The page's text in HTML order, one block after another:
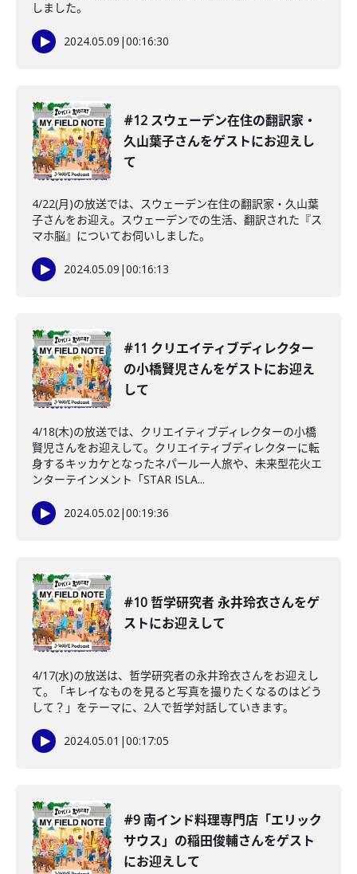
しました。
2024.05.09 |00:16:30
#12 スウェーデン在住の翻訳家・
久山葉子さんをゲストにお迎えし
て
4/22(月)の放送では、スウェーデン在住の翻訳家・久山葉
子さんをお迎え。スウェーデンでの生活、翻訳された『ス
マホ脳』についてお伺いしました。
2024.05.09 |00:16:13
#11 クリエイティブディレクター
の小橋賢児さんをゲストにお迎え
して
4/18(木)の放送では、クリエイティブディレクターの小橋
賢児さんをお迎えして。クリエイティブディレクターに転
身するキッカケとなったネパール一人旅や、未来型花火エ
ンターテインメント「STAR ISLA...
2024.05.02|00:19:36
#10 哲学研究者 永井玲衣さんをゲ
ストにお迎えして
4/17(水)の放送は、哲学研究者の永井玲衣さんをお迎えし
て。「キレイなものを見ると写真を撮りたくなるのはどう
して？」をテーマに、2人で哲学対話していきます。
2024.05.01 |00:17:05
#9 南インド料理専門店「エリック
サウス」の稲田俊輔さんをゲスト
にお迎えして